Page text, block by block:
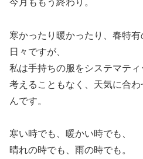
寒かったり暖かったり、春特
日々ですが、
私は手持ちの服をシステマティ
考えることもなく、天気に合
んです。
寒い時でも、暖かい時でも、
晴れの時でも、雨の時でも。